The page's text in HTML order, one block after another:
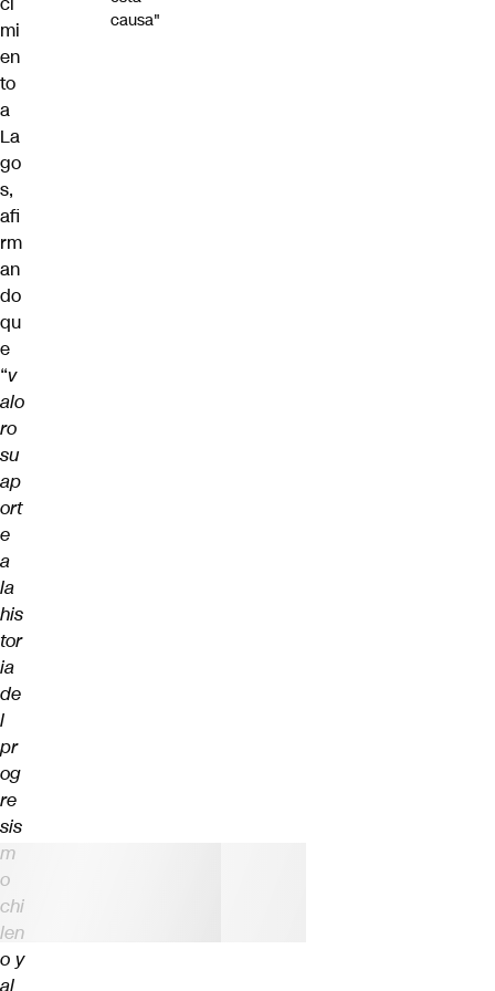
mi
en
to
a
La
go
s,
afi
rm
an
do
qu
e
“v
alo
ro
su
ap
ort
e
a
la
his
tor
ia
de
l
pr
og
re
sis
m
o
chi
len
o y
al
causa"